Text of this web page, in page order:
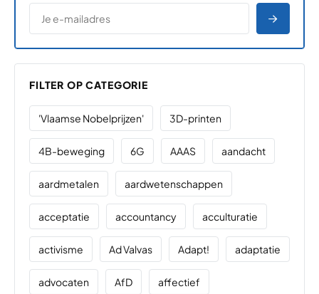
E-MAILADRES
*
FILTER OP CATEGORIE
'Vlaamse Nobelprijzen' 3D-printen
4B-beweging 6G AAAS aandacht
aardmetalen aardwetenschappen
acceptatie accountancy acculturatie
activisme Ad Valvas Adapt! adaptatie
advocaten AfD affectief